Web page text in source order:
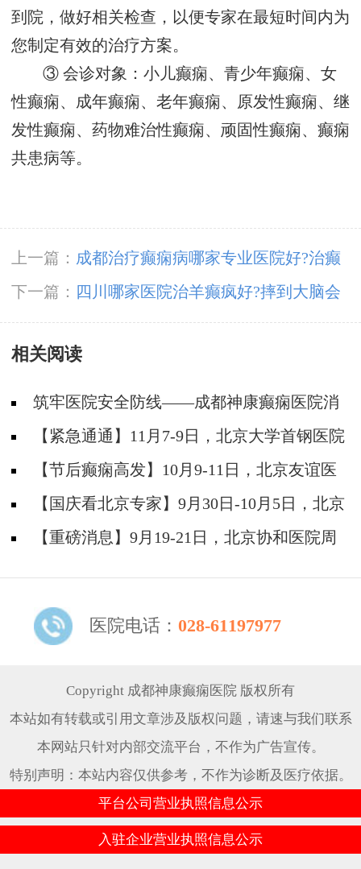
到院，做好相关检查，以便专家在最短时间内为
您制定有效的治疗方案。
③ 会诊对象：小儿癫痫、青少年癫痫、女
性癫痫、成年癫痫、老年癫痫、原发性癫痫、继
发性癫痫、药物难治性癫痫、顽固性癫痫、癫痫
共患病等。
上一篇： 成都治疗癫痫病哪家专业医院好?治癫
痫推荐哪家医院?
下一篇：
四川哪家医院治羊癫疯好?摔到大脑会
引发癫痫病吗?
相关阅读
筑牢医院安全防线——成都神康癫痫医院消
防安全培训纪实
【紧急通通】11月7-9日，北京大学首钢医院
神经内科胡颖教授亲临成都会诊，破解癫痫疑难
【节后癫痫高发】10月9-11日，北京友谊医
院陈葵博士免费会诊+治疗援助，破解癫痫难
题！
【国庆看北京专家】9月30日-10月5日，北京
天坛&首钢医院两大专家蓉城亲诊+癫痫大额救
【重磅消息】9月19-21日，北京协和医院周
线！
医院电话： 028-61197977
Copyright 成都神康癫痫医院 版权所有
本站如有转载或引用文章涉及版权问题，请速与我们联系
本网站只针对内部交流平台，不作为广告宣传。
特别声明：本站内容仅供参考，不作为诊断及医疗依据。
平台公司营业执照信息公示
入驻企业营业执照信息公示